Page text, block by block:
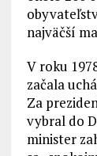
najväčší
V roku
začala
Za
vybral do
minister